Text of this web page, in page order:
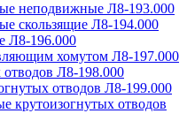
неподвижные Л8-193.000
скользящие Л8-194.000
Л8-196.000
хомутом Л8-197.000
Л8-198.000
отводов Л8-199.000
крутоизогнутых отводов